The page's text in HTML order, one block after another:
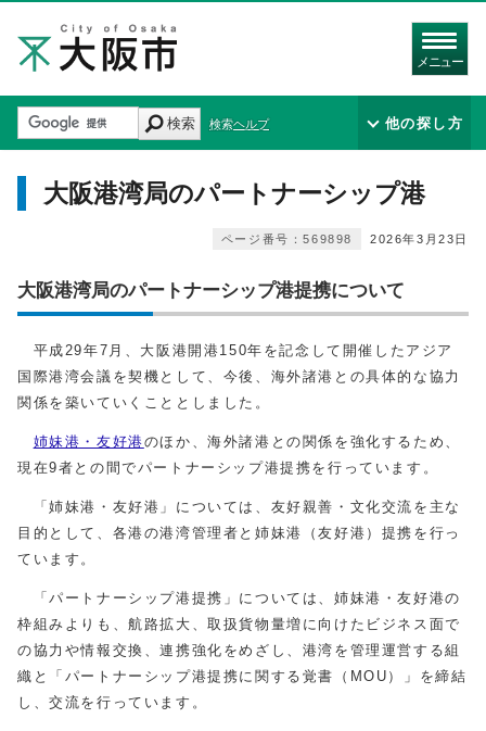
メニュー
検索 検索ヘルプ 他の探し方
大阪港湾局のパートナーシップ港
2026年3月23日
ページ番号：569898
大阪港湾局のパートナーシップ港提携について
平成29年7月、大阪港開港150年を記念して開催したアジア
国際港湾会議を契機として、今後、海外諸港との具体的な協力
関係を築いていくこととしました。
姉妹港・友好港のほか、海外諸港との関係を強化するため、
現在9者との間でパートナーシップ港提携を行っています。
「姉妹港・友好港」については、友好親善・文化交流を主な
目的として、各港の港湾管理者と姉妹港（友好港）提携を行っ
ています。
「パートナーシップ港提携」については、姉妹港・友好港の
枠組みよりも、航路拡大、取扱貨物量増に向けたビジネス面で
の協力や情報交換、連携強化をめざし、港湾を管理運営する組
織と「パートナーシップ港提携に関する覚書（MOU）」を締結
し、交流を行っています。